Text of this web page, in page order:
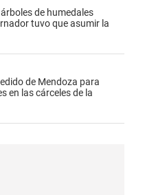
de humedales
tuvo que asumir la
de Mendoza para
en las cárceles de la